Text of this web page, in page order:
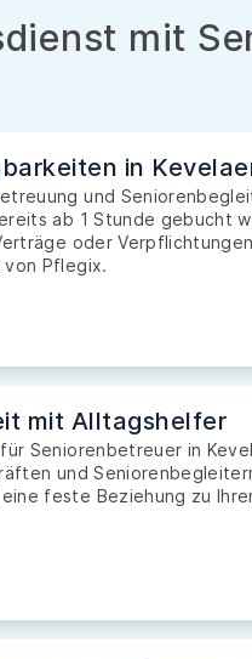
mit
in
und
ab 1 Stunde gebucht
oder
von Pflegix.
mit Alltagshelfer
Seniorenbetreuer in
und
eine feste Beziehung zu